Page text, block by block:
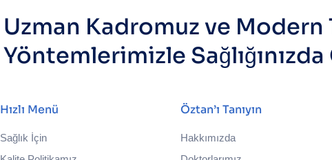
Uzman Kadromuz ve Modern
Yöntemlerimizle
Hızlı Menü
Sağlık İçin
Öztan’ı Tanıyın
Hakkımızda